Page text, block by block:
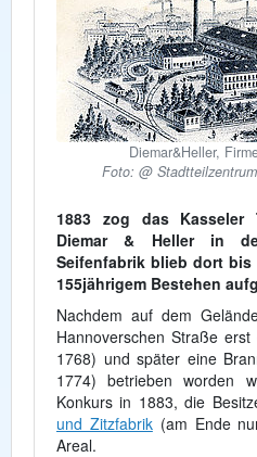
Diemar&Heller,
Foto: @
1883 zog das Kasseler
Diemar & Heller in
Seifenfabrik blieb dort
155jährigem Bestehen
Nachdem auf dem
Hannoverschen Straße erst
1768) und später eine
1774) betrieben worden
Konkurs in 1883, die
und Zitzfabrik(am Ende
Areal.